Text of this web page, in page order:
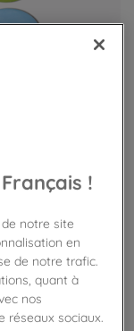
coloré !
notre site
en
de notre trafic.
quant à
nos
réseaux sociaux.